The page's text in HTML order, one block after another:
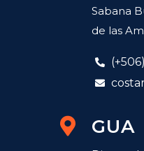
Sabana
de las
GUA